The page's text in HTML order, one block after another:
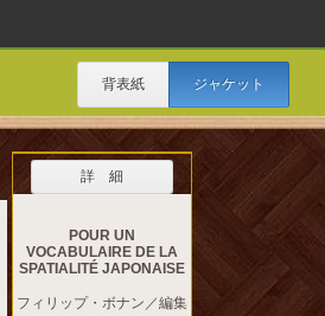
背表紙 ジャケット
詳 細
POUR UN
VOCABULAIRE DE LA
SPATIALITÉ JAPONAISE
フィリップ・ボナン／編集